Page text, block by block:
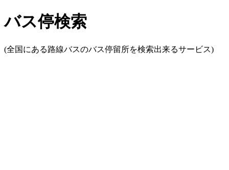
バス停検索
(全国にある路線バスのバス停留所を検索出来るサービス)